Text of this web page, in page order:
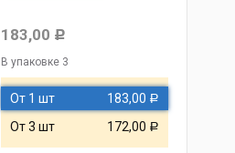
183,00 Р
В упаковке 3
От 1 шт 183,00 Р
От 3 шт 172,00 Р